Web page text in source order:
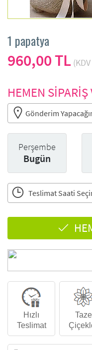
1 papatya
960,00 TL
HEMEN SİPARİŞ
Gönderim
Perşembe
Bugün
Teslimat Saati
Hızlı
Teslimat
Taze